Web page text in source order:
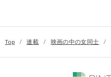
Top / 連載 / 映画の中の女同士 /